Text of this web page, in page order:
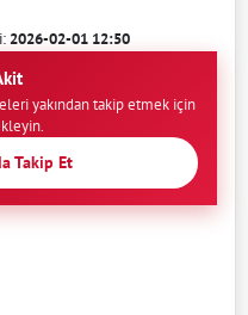
2026-02-01 12:50
yakından takip etmek için
Takip Et